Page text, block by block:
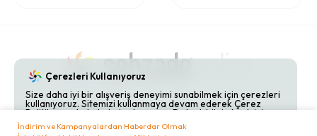
İndirim ve Kampanyalardan Haberdar Olmak
Gizlilik PolitikalarıHakkımızdaBize Ulaşın
Çerezleri Kullanıyoruz
Size daha iyi bir alışveriş deneyimi sunabilmek için çerezleri
kullanıyoruz. Sitemizi kullanmaya devam ederek Çerez
Politikamızı kabul etmiş olursunuz. Detaylı bilgi almak için
Çerez Politikamızı
inceleyebilirsiniz.